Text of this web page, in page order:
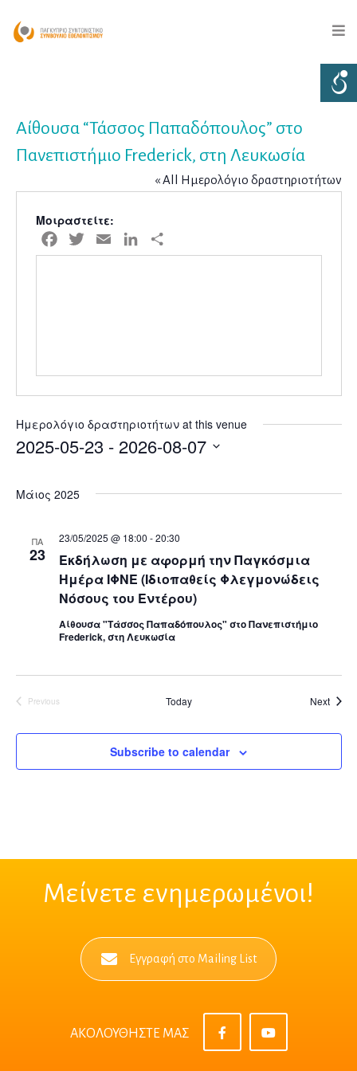
Aίθουσα “Τάσσος Παπαδόπουλος” στο
Πανεπιστήμιο Frederick, στη Λευκωσία
« All Ημερολόγιο δραστηριοτήτων
Μοιραστείτε:
Facebook
Twitter Email LinkedIn
Ημερολόγιο δραστηριοτήτων at this venue
2025-05-23 - 2026-08-07
date.
Μάιος 2025
ΠΑ
23
Eκδήλωση με αφορμή την Παγκόσμια
Ημέρα ΙΦΝΕ (Ιδιοπαθείς Φλεγμονώδεις
Νόσους του Εντέρου)
23/05/2025 @ 18:00 -20:30
Aίθουσα "Τάσσος Παπαδόπουλος" στο Πανεπιστήμιο
Frederick, στη Λευκωσία
Previous
Today Next
Subscribe to calendar
Μείνετε ενημερωμένοι!
Εγγραφή στο Mailing List
ΑΚΟΛΟΥΘΗΣΤΕ ΜΑΣ